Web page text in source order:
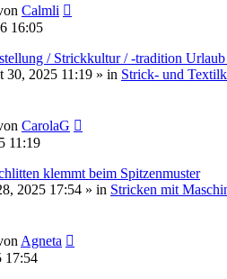
Calmli
16:05
/ Strickkultur / -tradition
30, 2025 11:19 » in Strick- und
CarolaG
11:19
klemmt beim Spitzenmuster
2025 17:54 » in Stricken mit
Agneta
17:54